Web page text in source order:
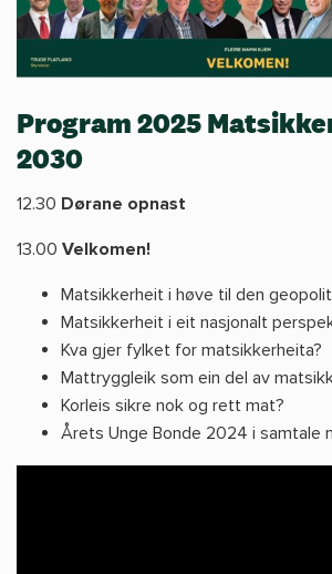
Program 2025
2030
12.30 Dørane opnast
13.00 Velkomen!
Matsikkerheit i høve til den
Matsikkerheit i eit nasjonalt
Kva gjer fylket for matsikkerheita?
Mattryggleik som ein del av
Korleis sikre nok og rett mat?
Årets Unge Bonde 2024 i samtale